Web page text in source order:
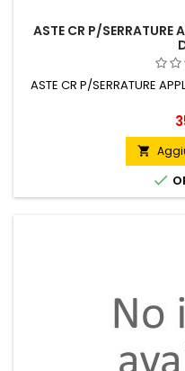
ASTE CR P/SERRATURE
ASTE CR P/SERRATURE

